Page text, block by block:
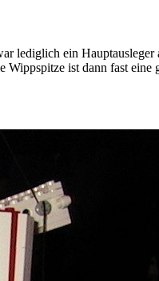
lediglich ein Hauptausleger
ist dann fast eine